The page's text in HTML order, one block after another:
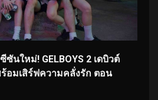
ซันใหม่! GELBOYS 2 เดบิวต์
อมเสิร์ฟความคลั่งรัก ตอน